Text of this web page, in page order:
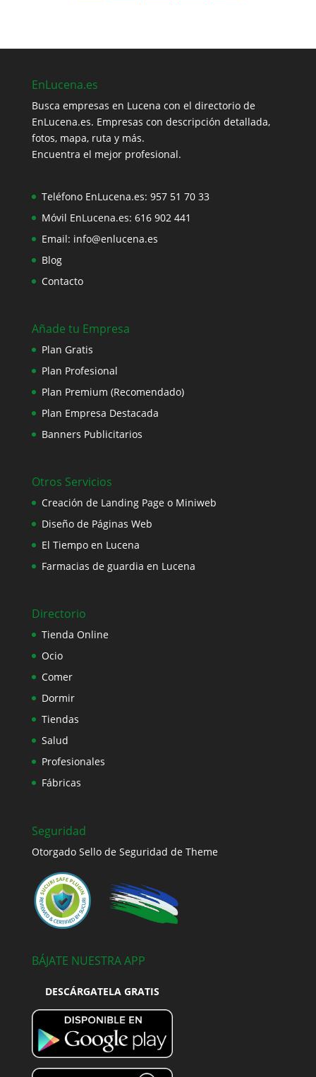
EnLucena.es
Busca empresas en Lucena con el directorio de
EnLucena.es. Empresas con descripción detallada,
fotos, mapa, ruta y más.
Encuentra el mejor profesional.
Teléfono EnLucena.es: 957 51 70 33
Móvil EnLucena.es: 616 902 441
Email: info@enlucena.es
Blog
Contacto
Añade tu Empresa
Plan Gratis
Plan Profesional
Plan Premium (Recomendado)
Plan Empresa Destacada
Banners Publicitarios
Otros Servicios
Creación de Landing Page o Miniweb
Diseño de Páginas Web
El Tiempo en Lucena
Farmacias de guardia en Lucena
Directorio
Tienda Online
Ocio
Comer
Dormir
Tiendas
Salud
Profesionales
Fábricas
Seguridad
Otorgado Sello de Seguridad de Theme
BÁJATE NUESTRA APP
DESCÁRGATELA GRATIS